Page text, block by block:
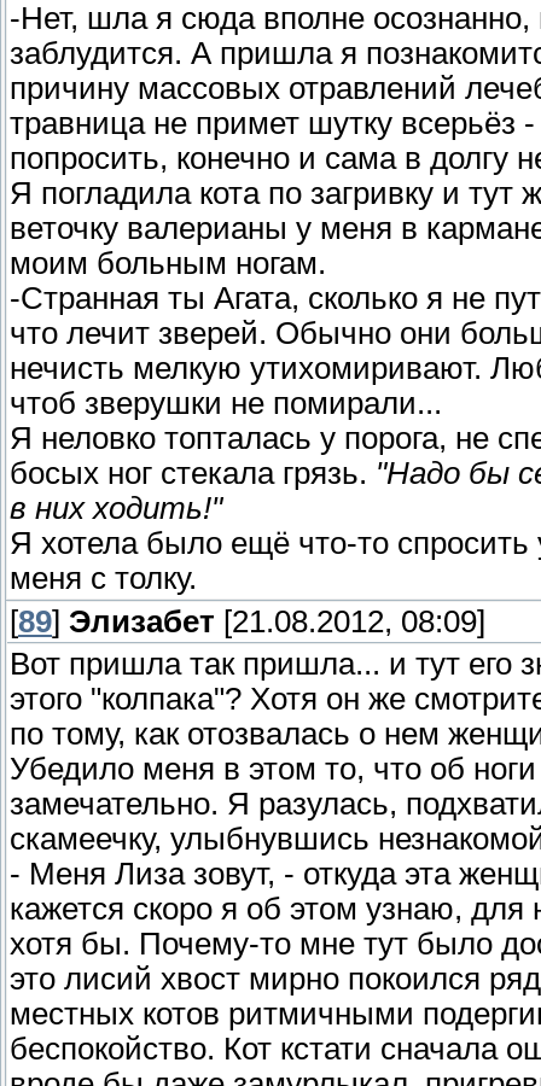
-Нет, шла я сюда вполне осознанно,
заблудится. А пришла я
причину массовых отравлений
травница не примет шутку всерьёз
попросить, конечно и сама в долгу
Я погладила кота по загривку и
веточку валерианы у меня в
моим больным ногам.
-Странная ты Агата, сколько я не
что лечит зверей. Обычно они
нечисть мелкую утихомиривают.
чтоб зверушки не помирали...
Я неловко топталась у порога, не
босых ног стекала грязь. "Надо бы
в них ходить!"
Я хотела было ещё что-то
меня с толку.
[89] Элизабет [21.08.2012, 08:09]
Вот пришла так пришла... и тут его
этого "колпака"? Хотя он же
по тому, как отозвалась о нем
Убедило меня в этом то, что об
замечательно. Я разулась,
скамеечку, улыбнувшись
- Меня Лиза зовут, - откуда эта
кажется скоро я об этом узнаю,
хотя бы. Почему-то мне тут было
это лисий хвост мирно покоился
местных котов ритмичными
беспокойство. Кот кстати сначала